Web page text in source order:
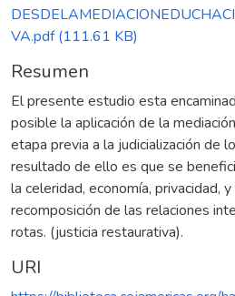
VA.pdf(111.61 KB)
Resumen
El presente estudio esta
posible la aplicación de la
etapa previa a la judicialización de
resultado de ello es que se
la celeridad, economía, privacidad,
recomposición de las relaciones
rotas. (justicia restaurativa).
URI